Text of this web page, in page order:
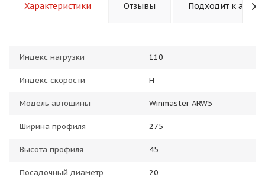
Характеристики Отзывы Подходит к авто
Индекс нагрузки 110
Индекс скорости H
Модель автошины Winmaster ARW5
Ширина профиля 275
Высота профиля 45
Посадочный диаметр 20